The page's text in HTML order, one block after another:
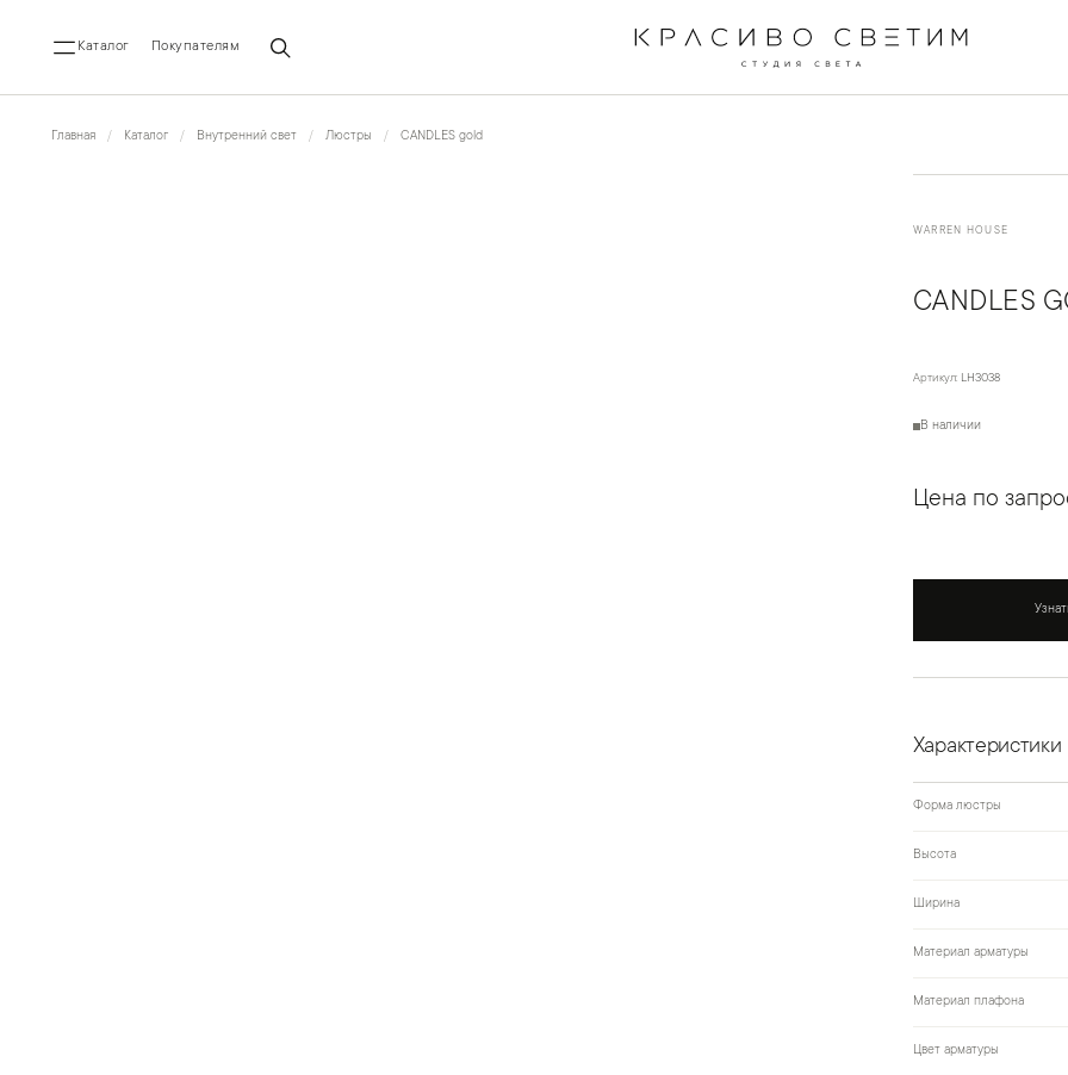
Каталог Покупателям
Главная Каталог Внутренний свет Люстры CANDLES gold
WARREN HOUSE
CANDLES
Артикул: LH3038
В наличии
Цена по
Характеристики
Форма люстры
Высота
Ширина
Материал арматуры
Материал плафона
Цвет арматуры